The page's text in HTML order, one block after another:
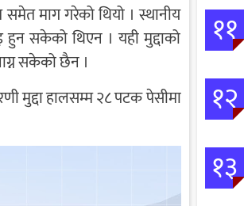
माग गरेको थियो । स्थानीय
सकेको थिएन । यही मुद्दाको
सकेको छैन ।
मुद्दा हालसम्म २८ पटक पेसीमा
११
१२
१३